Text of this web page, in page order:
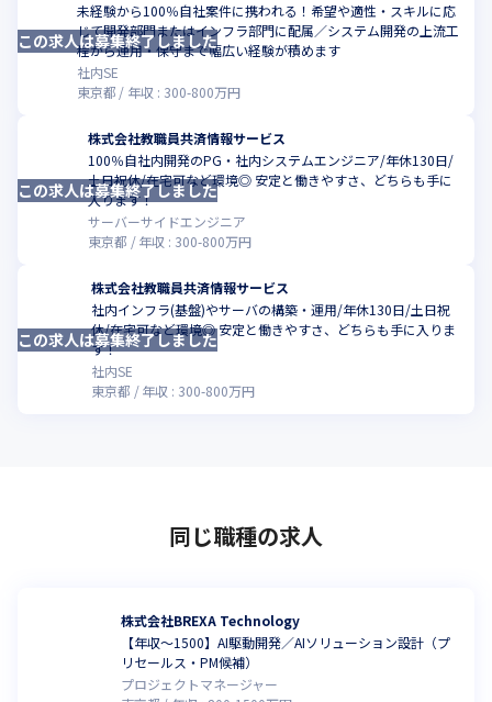
未経験から100％自社案件に携われる！希望や適性・スキルに応
じて開発部門またはインフラ部門に配属／システム開発の上流工
程から運用・保守まで幅広い経験が積めます
社内SE
東京都
年収 : 300-800万円
この求人は募集終了しました
株式会社教職員共済情報サービス
100％自社内開発のPG・社内システムエンジニア/年休130日/
土日祝休/在宅可など環境◎ 安定と働きやすさ、どちらも手に
入ります！
サーバーサイドエンジニア
東京都
年収 : 300-800万円
この求人は募集終了しました
株式会社教職員共済情報サービス
社内インフラ(基盤)やサーバの構築・運用/年休130日/土日祝
休/在宅可など環境◎ 安定と働きやすさ、どちらも手に入りま
す！
社内SE
東京都
年収 : 300-800万円
この求人は募集終了しました
同じ職種の求人
株式会社BREXA Technology
【年収～1500】AI駆動開発／AIソリューション設計（プ
リセールス・PM候補）
プロジェクトマネージャー